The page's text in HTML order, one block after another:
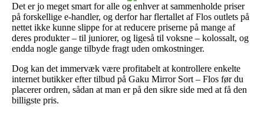
Det er jo meget smart for alle og enhver at sammenholde priser
på forskellige e-handler, og derfor har flertallet af Flos outlets på
nettet ikke kunne slippe for at reducere priserne på mange af
deres produkter – til juniorer, og ligeså til voksne – kolossalt, og
endda nogle gange tilbyde fragt uden omkostninger.
Dog kan det immervæk være profitabelt at kontrollere enkelte
internet butikker efter tilbud på Gaku Mirror Sort – Flos før du
placerer ordren, sådan at man er på den sikre side med at få den
billigste pris.